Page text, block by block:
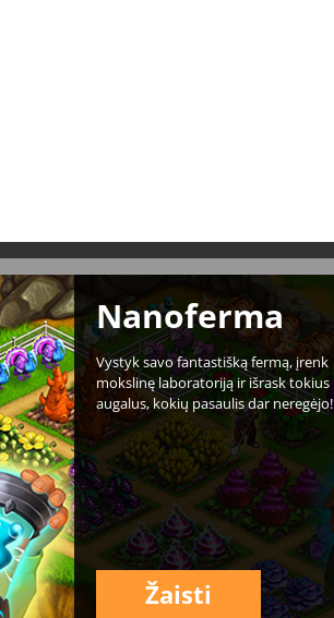
Nanoferma
Vystyk savo fantastišką fermą, įrenk
mokslinę laboratoriją ir išrask tokius
augalus, kokių pasaulis dar neregėjo!
Žaisti